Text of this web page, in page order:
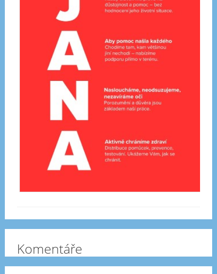
Komentáře